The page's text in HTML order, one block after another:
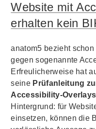
Website mit
erhalten kein
anatom5 bezieht
gegen sogenannte
Erfreulicherweise hat
seine Prüfanleitung
Accessibility-
Hintergrund: für
einsetzen, können die